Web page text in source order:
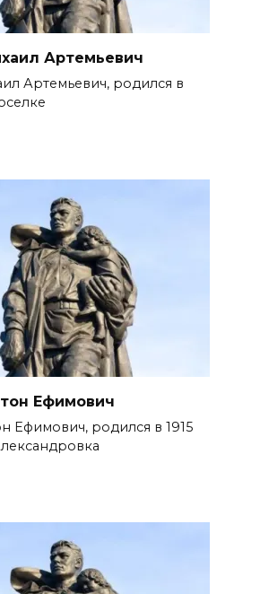
Артемьевич
Артемьевич, родился в
Ефимович
Ефимович, родился в 1915